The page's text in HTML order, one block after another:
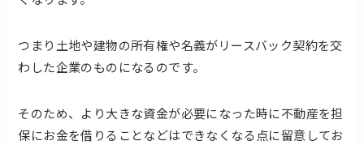
つまり土地や建物の所有権や名義がリースバック契約を交
わした企業のものになるのです。
そのため、より大きな資金が必要になった時に不動産を担
保にお金を借りることなどはできなくなる点に留意してお